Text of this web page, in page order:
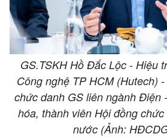
GS.TSKH Hồ Đắc Lộc - Hiệu
Công nghệ TP HCM (Hutech)
chức danh GS liên ngành Điện
hóa, thành viên Hội đồng
nước (Ảnh: